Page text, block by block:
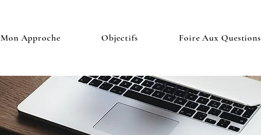
Mon Approche Objectifs Foire Aux Questions